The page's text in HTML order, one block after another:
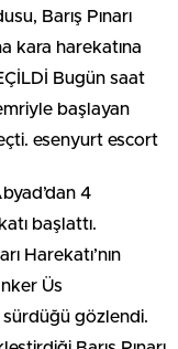
Barış Pınarı
kara harekatına
Bugün saat
başlayan
esenyurt escort
4
başlattı.
Harekatı’nın
Üs
sürdüğü gözlendi.